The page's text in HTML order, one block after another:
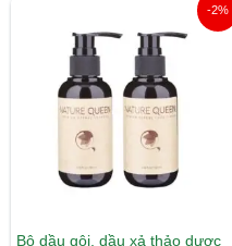
-2%
Bộ dầu gội, dầu xả thảo dược
là:
265.000 ₫.
tại
là:
260.000 ₫.